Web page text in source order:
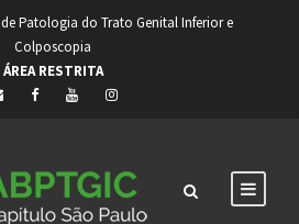
Patologia do Trato Genital Inferior e
Colposcopia
ÁREA RESTRITA